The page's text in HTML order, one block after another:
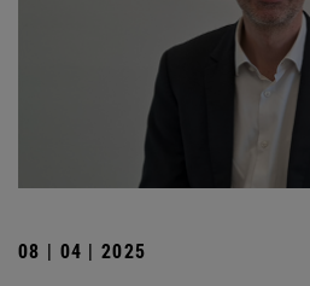
08 | 04 | 2025